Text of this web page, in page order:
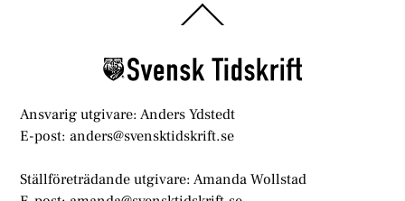
To
Ansvarig utgivare: Anders Ydstedt
E-post: anders@svensktidskrift.se
Ställföreträdande utgivare: Amanda Wollstad